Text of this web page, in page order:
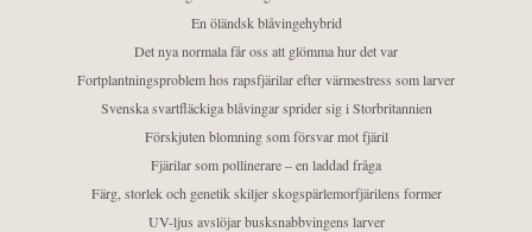
En öländsk blåvingehybrid
Det nya normala får oss att glömma hur det var
Fortplantningsproblem hos rapsfjärilar efter värmestress som larver
Svenska svartfläckiga blåvingar sprider sig i Storbritannien
Förskjuten blomning som försvar mot fjäril
Fjärilar som pollinerare – en laddad fråga
Färg, storlek och genetik skiljer skogspärlemorfjärilens former
UV-ljus avslöjar busksnabbvingens larver